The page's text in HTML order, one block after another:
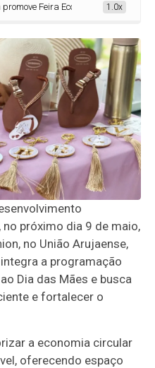
Feira Eco com foco em1.0x
próximo dia 9 de maio,
no União Arujaense,
a programação
Dia das Mães e busca
e fortalecer o
a economia circular
oferecendo espaço